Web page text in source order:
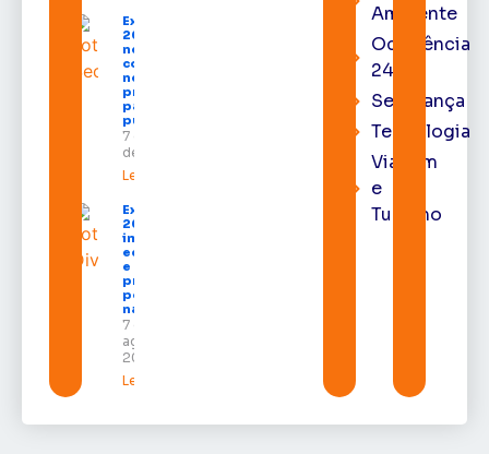
Expofeira
2026 começa
neste sábado
com shows,
negócios e
programação
para todos os
públicos
7 de agosto
de 2026
Leia mais »
Expofeira
2026
impulsiona
economia
e aumenta
procura
por hotéis
na capital
7 de
agosto de
2026
Leia mais »
Ambiente
Ocorrência
24h
Segurança
Tecnologia
Viagem
e
Turismo